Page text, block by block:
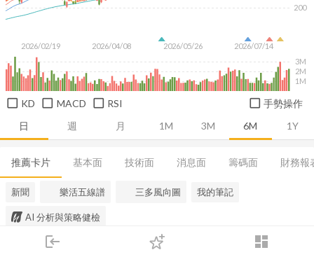
login dashboard
下單
日 週 月 1M 3M 6M 1Y
2026/02/19 2026/04/08 2026/05/26 2026/07/14
200
1M
2M
3M
KD MACD RSI 手勢操作
推薦卡片 基本面 技術面 消息面 籌碼面 財務報
新聞 樂活五線譜 三多風向圖 我的筆記
AI 分析與策略健檢